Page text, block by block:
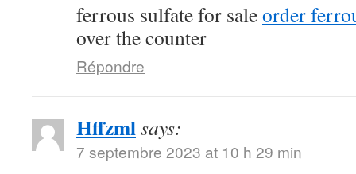
ferrous sulfate for saleorder
over the counter
Répondre
Hffzmlsays:
7 septembre 2023 at 10 h 29 min